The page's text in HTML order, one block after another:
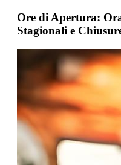
Ore di Apertura:
Stagionali e